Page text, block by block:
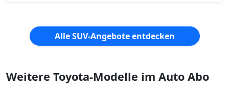
Alle SUV-Angebote entdecken
Weitere Toyota-Modelle im Auto Abo